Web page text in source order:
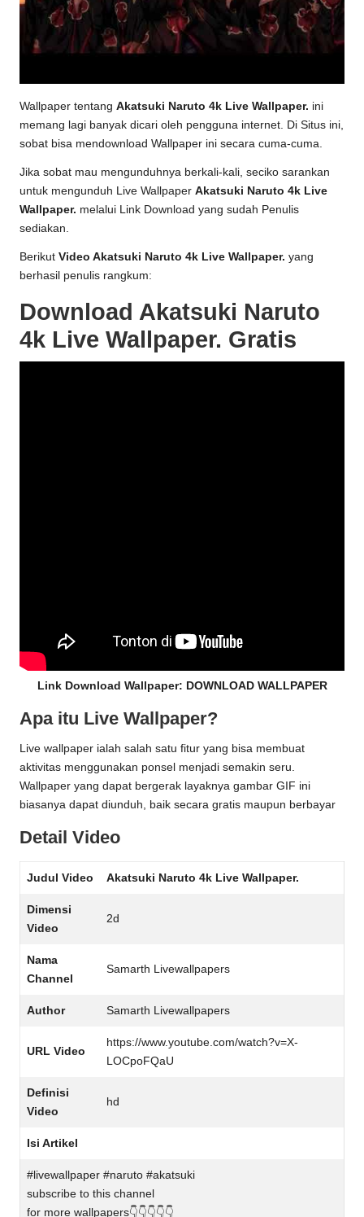
Wallpaper tentang Akatsuki Naruto 4k Live Wallpaper. ini
memang lagi banyak dicari oleh pengguna internet. Di Situs ini,
sobat bisa mendownload Wallpaper ini secara cuma-cuma.
Jika sobat mau mengunduhnya berkali-kali, seciko sarankan
untuk mengunduh Live Wallpaper Akatsuki Naruto 4k Live
Wallpaper. melalui Link Download yang sudah Penulis
sediakan.
Berikut Video Akatsuki Naruto 4k Live Wallpaper. yang
berhasil penulis rangkum:
Download Akatsuki Naruto
4k Live Wallpaper. Gratis
Link Download Wallpaper: DOWNLOAD WALLPAPER
Apa itu Live Wallpaper?
Live wallpaper ialah salah satu fitur yang bisa membuat
aktivitas menggunakan ponsel menjadi semakin seru.
Wallpaper yang dapat bergerak layaknya gambar GIF ini
biasanya dapat diunduh, baik secara gratis maupun berbayar
Detail Video
Judul Video Akatsuki Naruto 4k Live Wallpaper.
Dimensi
Video
2d
Nama
Channel
Samarth Livewallpapers
Author Samarth Livewallpapers
URL Video
https://www.youtube.com/watch?v=X-
LOCpoFQaU
Definisi
Video
hd
Isi Artikel
#livewallpaper #naruto #akatsuki
subscribe to this channel
for more wallpapers👇👇👇👇👇